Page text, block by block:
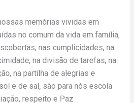
memórias vividas em
no comum da vida em família,
nas cumplicidades, na
na divisão de tarefas, na
na partilha de alegrias e
e de sal, são para nós escola
respeito e Paz.